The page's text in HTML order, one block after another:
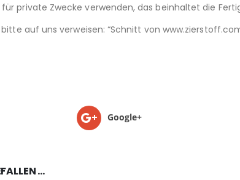
private Zwecke verwenden, das beinhaltet die
auf uns verweisen: “Schnitt von
Google+
…